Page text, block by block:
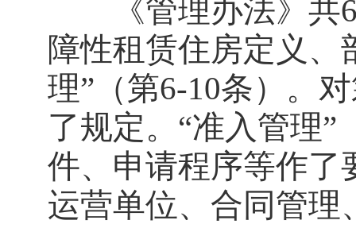
《管理办法》共6
障性租赁住房定义、
理”（第6-10条）。
了规定。“准入管理”
件、申请程序等作了
运营单位、合同管理